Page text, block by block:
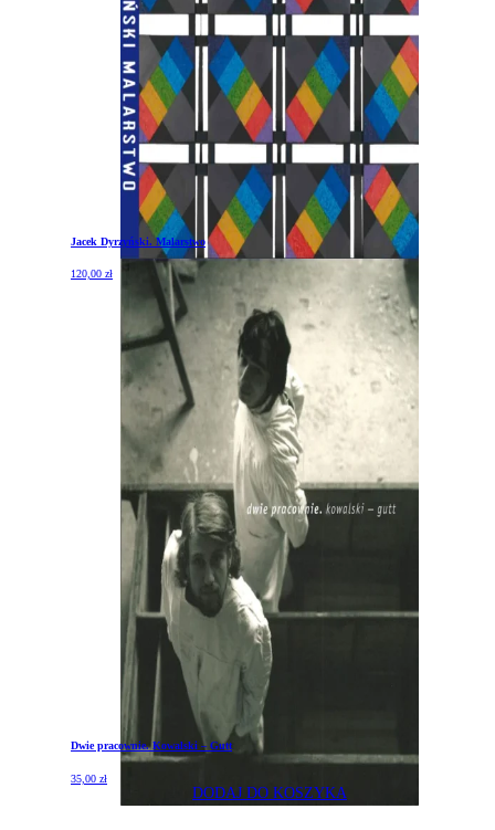
Jacek Dyrzyński. Malarstwo
120,00 zł
DODAJ DO KOSZYKA
Dwie pracownie. Kowalski – Gutt
35,00 zł
DODAJ DO KOSZYKA